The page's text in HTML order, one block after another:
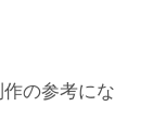
の参考にな